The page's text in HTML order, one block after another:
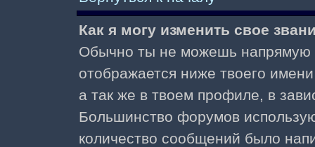
Как я могу изменить свое
Обычно ты не можешь напрямую
отображается ниже твоего
а так же в твоем профиле, в
Большинство форумов
количество сообщений было